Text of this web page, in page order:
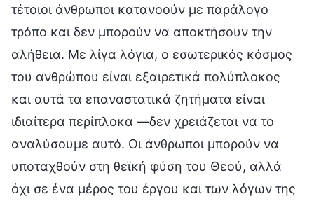
τέτοιοι άνθρωποι κατανοούν με παράλογο
τρόπο και δεν μπορούν να αποκτήσουν την
αλήθεια. Με λίγα λόγια, ο εσωτερικός κόσμος
του ανθρώπου είναι εξαιρετικά πολύπλοκος
και αυτά τα επαναστατικά ζητήματα είναι
ιδιαίτερα περίπλοκα —δεν χρειάζεται να το
αναλύσουμε αυτό. Οι άνθρωποι μπορούν να
υποταχθούν στη θεϊκή φύση του Θεού, αλλά
όχι σε ένα μέρος του έργου και των λόγων της